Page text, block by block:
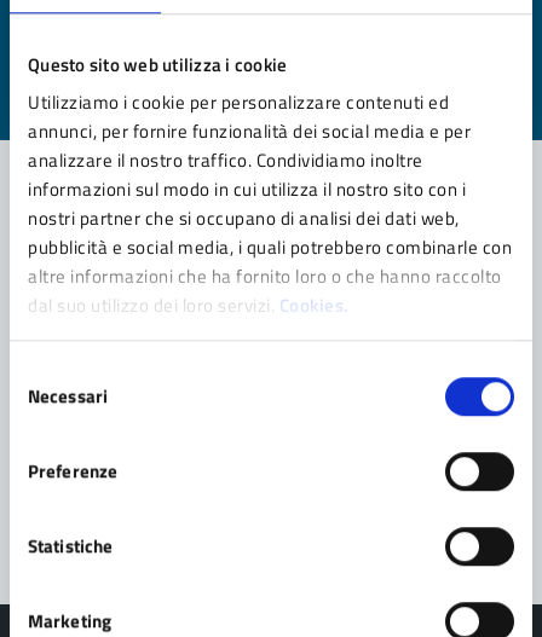
Questo sito web utilizza i cookie
Utilizziamo i cookie per personalizzare contenuti ed
annunci, per fornire funzionalità dei social media e per
analizzare il nostro traffico. Condividiamo inoltre
informazioni sul modo in cui utilizza il nostro sito con i
nostri partner che si occupano di analisi dei dati web,
pubblicità e social media, i quali potrebbero combinarle con
altre informazioni che ha fornito loro o che hanno raccolto
dal suo utilizzo dei loro servizi. Cookies.
delNecessari
Preferenze
Statistiche
Marketing
pagina?
Valuta da 1 a 5 stelle la pagina
Valuta 5 stelle su 5
Valuta 4 stelle su 5
Valuta 3 stelle su 5
Valuta 2 stelle su 5
Valuta 1 stelle su 5
Contatta il comune
Leggi le domande frequenti
Richiedi assistenza
Prenota appuntamento